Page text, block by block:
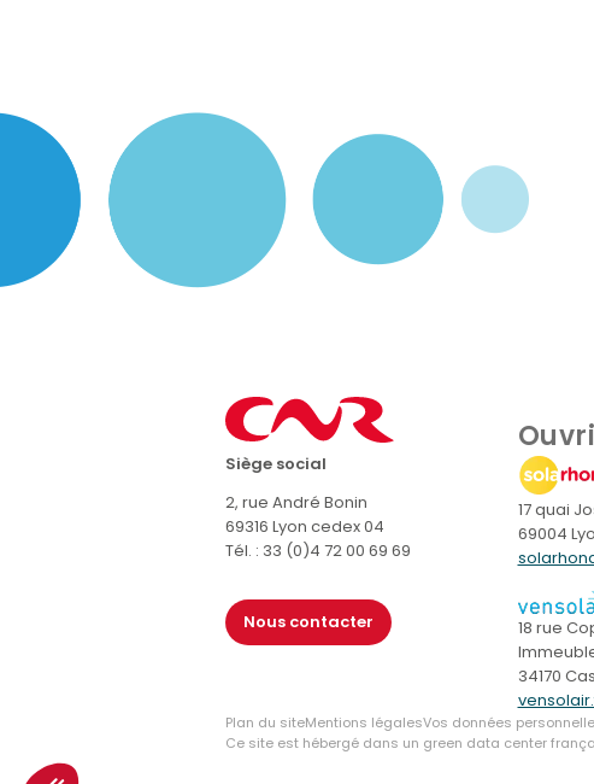
Siège social
2, rue André Bonin
69316 Lyon cedex 04
Tél. : 33 (0)4 72 00 69 69
Nous contacter
17 quai
69004
18 rue
34170
Plan du siteMentions légalesVos données
Ce site est hébergé dans un green data center